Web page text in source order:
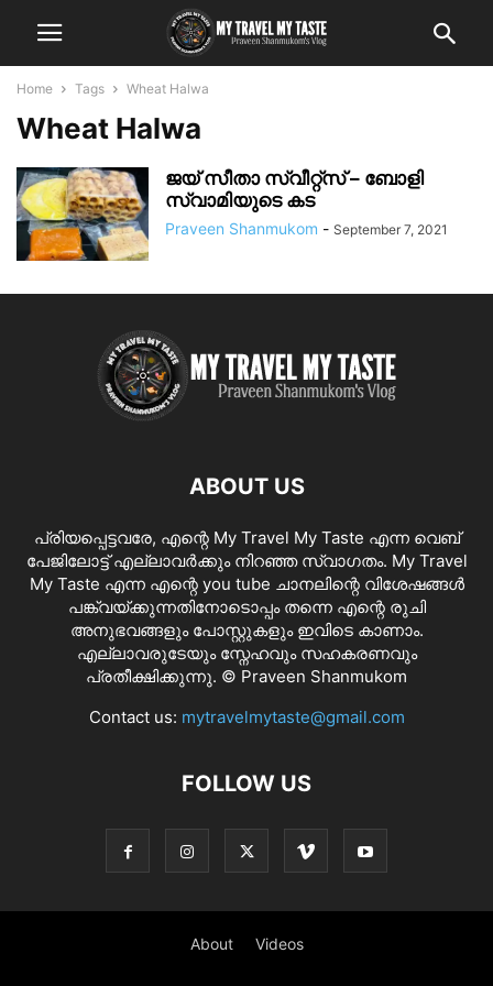
Home Tags Wheat Halwa
Wheat Halwa
ജയ് സീതാ സ്വീറ്റ്സ് – ബോളി
സ്വാമിയുടെ കട
Praveen Shanmukom - September 7, 2021
ABOUT US
പ്രിയപ്പെട്ടവരേ, എന്റെ My Travel My Taste എന്ന വെബ്
പേജിലോട്ട് എല്ലാവർക്കും നിറഞ്ഞ സ്വാഗതം. My Travel
My Taste എന്ന എന്റെ you tube ചാനലിന്റെ വിശേഷങ്ങൾ
പങ്ക്വയ്ക്കുന്നതിനോടൊപ്പം തന്നെ എന്റെ രുചി
അനുഭവങ്ങളും പോസ്റ്റുകളും ഇവിടെ കാണാം.
എല്ലാവരുടേയും സ്നേഹവും സഹകരണവും
പ്രതീക്ഷിക്കുന്നു. © Praveen Shanmukom
Contact us: mytravelmytaste@gmail.com
FOLLOW US
About Videos